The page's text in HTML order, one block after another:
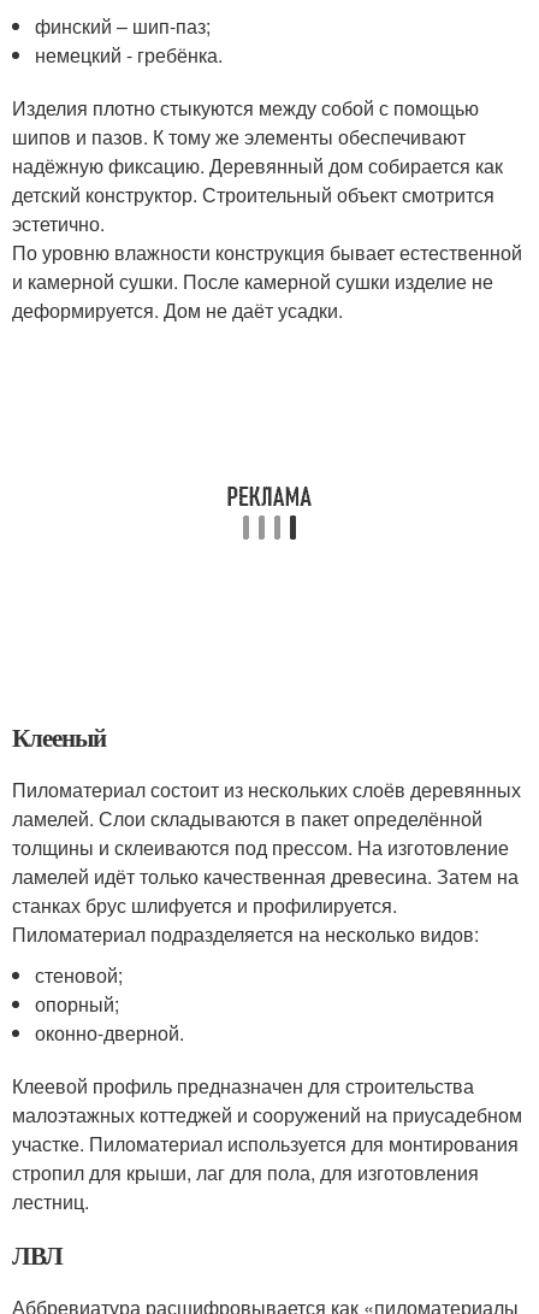
финский – шип-паз;
немецкий - гребёнка.
Изделия плотно стыкуются между собой с помощью
шипов и пазов. К тому же элементы обеспечивают
надёжную фиксацию. Деревянный дом собирается как
детский конструктор. Строительный объект смотрится
эстетично.
По уровню влажности конструкция бывает естественной
и камерной сушки. После камерной сушки изделие не
деформируется. Дом не даёт усадки.
Клееный
Пиломатериал состоит из нескольких слоёв деревянных
ламелей. Слои складываются в пакет определённой
толщины и склеиваются под прессом. На изготовление
ламелей идёт только качественная древесина. Затем на
станках брус шлифуется и профилируется.
Пиломатериал подразделяется на несколько видов:
стеновой;
опорный;
оконно-дверной.
Клеевой профиль предназначен для строительства
малоэтажных коттеджей и сооружений на приусадебном
участке. Пиломатериал используется для монтирования
стропил для крыши, лаг для пола, для изготовления
лестниц.
ЛВЛ
Аббревиатура расшифровывается как «пиломатериалы